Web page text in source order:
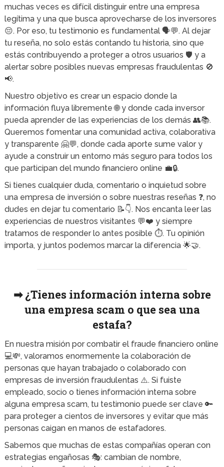
muchas veces es difícil distinguir entre una empresa
legítima y una que busca aprovecharse de los inversores
😔. Por eso, tu testimonio es fundamental 🗣️💬. Al dejar
tu reseña, no solo estás contando tu historia, sino que
estás contribuyendo a proteger a otros usuarios 🛡️ y a
alertar sobre posibles nuevas empresas fraudulentas 🚫
📢.
Nuestro objetivo es crear un espacio donde la
información fluya libremente 🌐 y donde cada inversor
pueda aprender de las experiencias de los demás 👥📚.
Queremos fomentar una comunidad activa, colaborativa
y transparente 🤗💬, donde cada aporte sume valor y
ayude a construir un entorno más seguro para todos los
que participan del mundo financiero online 💼🔒.
Si tienes cualquier duda, comentario o inquietud sobre
una empresa de inversión o sobre nuestras reseñas ❓, no
dudes en dejar tu comentario 📝👇. Nos encanta leer las
experiencias de nuestros visitantes 💬❤️ y siempre
tratamos de responder lo antes posible ⏱️. Tu opinión
importa, y juntos podemos marcar la diferencia 🌟🤝.
➡ ¿Tienes información interna sobre
una empresa scam o que sea una
estafa?
En nuestra misión por combatir el fraude financiero online
💻💸, valoramos enormemente la colaboración de
personas que hayan trabajado o colaborado con
empresas de inversión fraudulentas ⚠️. Si fuiste
empleado, socio o tienes información interna sobre
alguna empresa scam, tu testimonio puede ser clave 🔑
para proteger a cientos de inversores y evitar que más
personas caigan en manos de estafadores.
Sabemos que muchas de estas compañías operan con
estrategias engañosas 🎭: cambian de nombre,